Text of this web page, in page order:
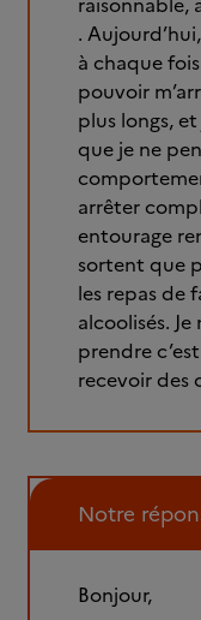
.
à chaque fois
pouvoir
plus longs,
que je ne
arrêter
entourage
sortent que
les repas de
alcoolisés.
prendre
recevoir des
Notre
Bonjour,